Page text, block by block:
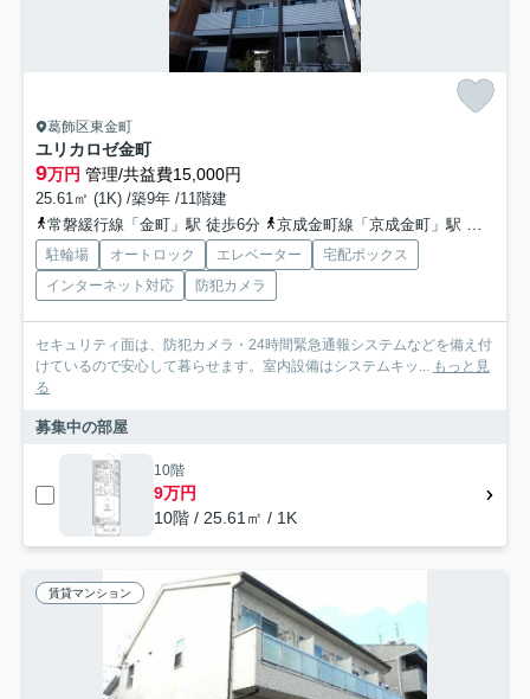
葛飾区東金町
ユリカロゼ金町
9万円 管理/共益費15,000円
25.61㎡ (1K) /築9年 /11階建
常磐緩行線「金町」駅 徒歩6分
京成金町線「京成金町」駅 徒歩7分
駐輪場 オートロック エレベーター
宅配ボックス
インターネット対応
防犯カメラ
セキュリティ面は、防犯カメラ・24時間緊急通報システムなどを備え付
けているので安心して暮らせます。室内設備はシステムキッ... もっと見
る
募集中の部屋
10階
9万円
10階 / 25.61㎡ / 1K
賃貸マンション